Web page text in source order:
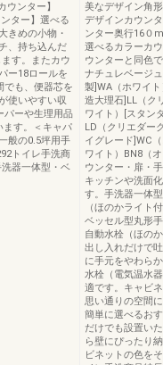
ンター】
ター】選べる
きめの小物・
、持ち込んだ
す。またカウ
ー18ロールを
でも、便器芯を
使いやすい収
パーや生理用品
ます。＜キャパ
般の0.5坪用手
トイレ手洗商
器一体型・ベ
美なデザイン角
デザインカウン
ンター奥行16０
選べるカラーカ
ウンターと同色
ナチュレベージ
製]WA（ホワイ
造大理石]LL（ク
ワイト）[スタン
LD（クリエダー
イグレード]WC
ワイト）BN8（
ウンター・扉・
キッチンや洗面
す。手洗器一体
（ほのかライト
ベッセル型丸形
自動水栓（ほの
出し入れだけで
に手元をやわら
水栓（電気温水
適です。キャビ
思い通りの空間
簡単に選べるお
だけでも設置い
ら壁にぴったり
ビネットの色を